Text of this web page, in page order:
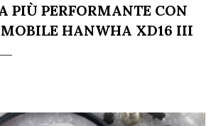
PIÙ PERFORMANTE CON
HANWHA XD16 III